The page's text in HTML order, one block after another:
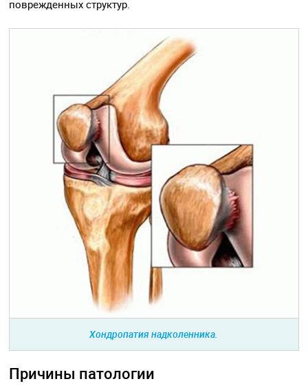
поврежденных структур.
Хондропатия надколенника.
Причины патологии